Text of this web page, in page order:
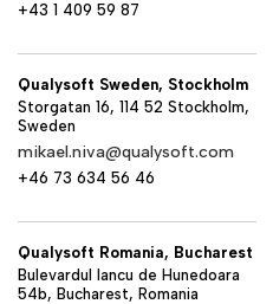
+43 1 409 59 87
Qualysoft Sweden, Stockholm
Storgatan 16, 114 52 Stockholm,
Sweden
mikael.niva@qualysoft.com
+46 73 634 56 46
Qualysoft Romania, Bucharest
Bulevardul Iancu de Hunedoara
54b, Bucharest, Romania